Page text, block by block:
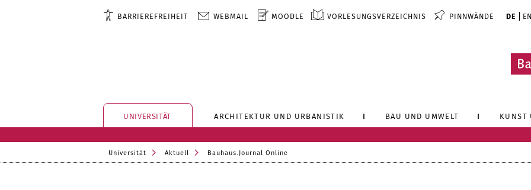
BARRIEREFREIHEIT WEBMAIL MOODLE VORLESUNGSVERZEICHNIS PINNWÄNDE DE EN
UNIVERSITÄT ARCHITEKTUR UND URBANISTIK BAU UND UMWELT KUNST
Universität Aktuell Bauhaus.Journal Online